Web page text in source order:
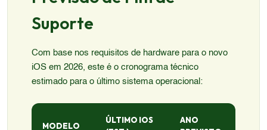
Suporte
Com base nos requisitos de hardware para o novo
iOS em 2026, este é o cronograma técnico
estimado para o último sistema operacional:
MODELO
ÚLTIMO IOS
ANO